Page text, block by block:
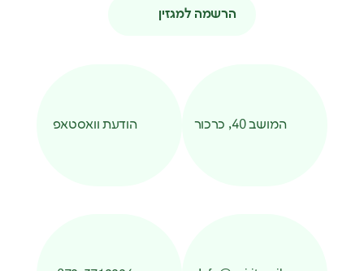
הרשמה למגזין
המושב 40, כרכור הודעת וואסטאפ